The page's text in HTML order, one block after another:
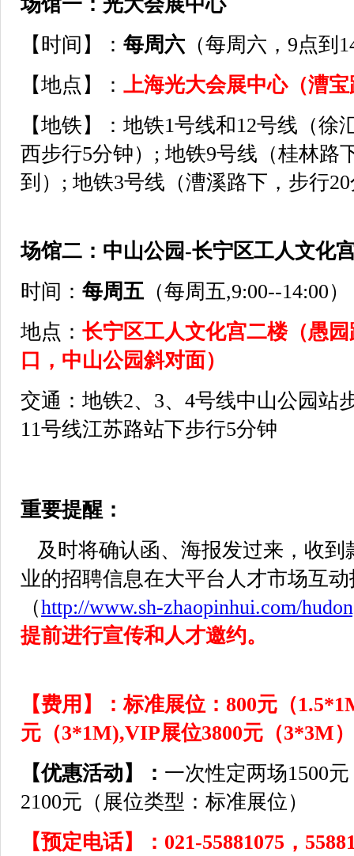
【时间】： 每周六 （每周六，9点到
【地点】： 上海光大会展中心（漕宝
【地铁】：地铁1号线和12号线（徐
西步行5分钟）; 地铁9号线（桂林路
到）; 地铁3号线（漕溪路下，步行
场馆二：中山公园-长宁区工人文化
时间： 每周五 （每周五,9:00--14:00）
地点： 长宁区工人文化宫二楼（愚
口，中山公园斜对面）
交通：地铁2、3、4号线中山公园站
11号线江苏路站下步行5分钟
重要提醒：
及时将确认函、海报发过来，收到
业的招聘信息在大平台人才市场互
（http://www.sh-zhaopinhui.com/
提前进行宣传和人才邀约。
【费用】：标准展位：800元（
元（3*1M),VIP展位3800元（3*3M）
【优惠活动】： 一次性定两场1500
2100元（展位类型：标准展位）
【预定电话】：021-55881075，